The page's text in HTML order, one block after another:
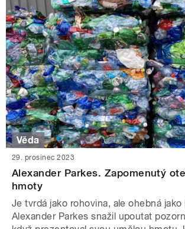
Věda
29. prosinec 2023
Alexander Parkes. Zapomenutý
hmoty
Je tvrdá jako rohovina, ale ohebná jako
Alexander Parkes snažil upoutat